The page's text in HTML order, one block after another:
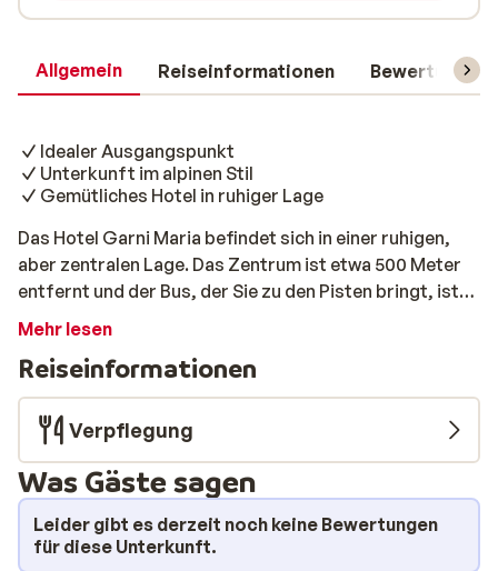
Allgemein Reiseinformationen Bewertungen
Idealer Ausgangspunkt
Unterkunft im alpinen Stil
Gemütliches Hotel in ruhiger Lage
Das Hotel Garni Maria befindet sich in einer ruhigen,
aber zentralen Lage. Das Zentrum ist etwa 500 Meter
entfernt und der Bus, der Sie zu den Pisten bringt, ist
nur einen Katzensprung entfernt. Das im alpinen Stil
des Alltags zu entfliehen und ganz in den Charme der
Berge einzutauchen. Lassen Sie die Müdigkeit des
Tages hinter sich und genießen Sie die ruhige und
entspannende Atmosphäre.
Mehr lesen
Reiseinformationen
Verpflegung
Was Gäste sagen
Leider gibt es derzeit noch keine Bewertungen
für diese Unterkunft.